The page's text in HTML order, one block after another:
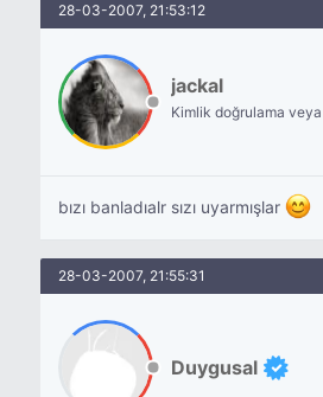
28-03-2007, 21:53:12
jackal
Kimlik doğrulama
bızı banladıalr sızı uyarmışlar
28-03-2007, 21:55:31
Duygusal